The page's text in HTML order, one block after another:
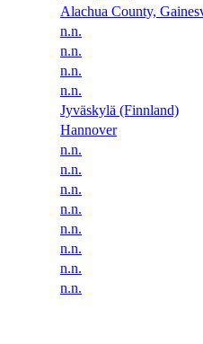
Alachua County,
n.n.
n.n.
n.n.
n.n.
Jyväskylä (Finnland)
Hannover
n.n.
n.n.
n.n.
n.n.
n.n.
n.n.
n.n.
n.n.